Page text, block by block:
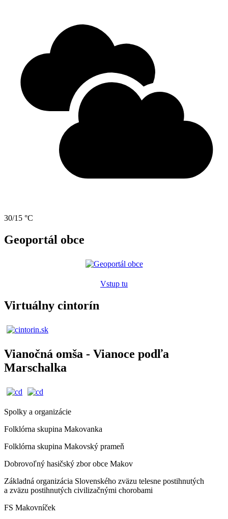
30/15 °C
Geoportál obce
Vstup tu
Virtuálny cintorín
Vianočná omša - Vianoce podľa
Marschalka
Spolky a organizácie
Folklórna skupina Makovanka
Folklórna skupina Makovský prameň
Dobrovoľný hasičský zbor obce Makov
Základná organizácia Slovenského zväzu telesne postihnutých
a zväzu postihnutých civilizačnými chorobami
FS Makovníček